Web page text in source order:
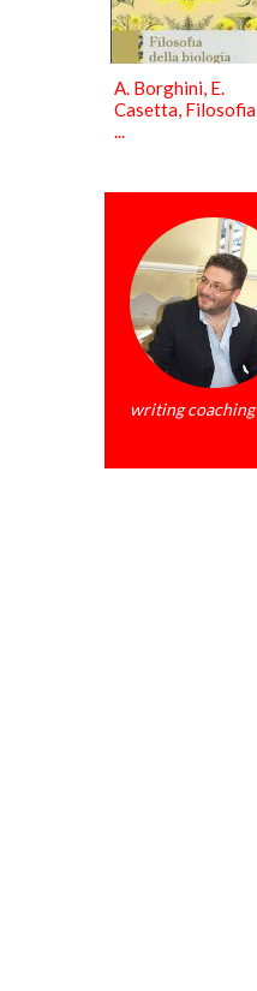
A. Borghini, E.
Casetta, Filosofia
...
writing coaching